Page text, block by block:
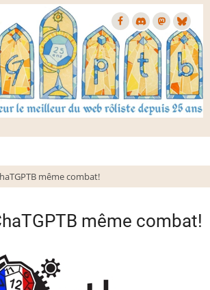
même combat!
même combat!